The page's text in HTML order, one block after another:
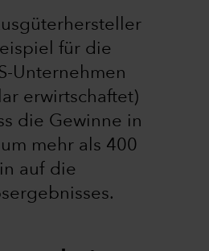
für die
Unternehmen
erwirtschaftet)
die Gewinne in
mehr als 400
auf die